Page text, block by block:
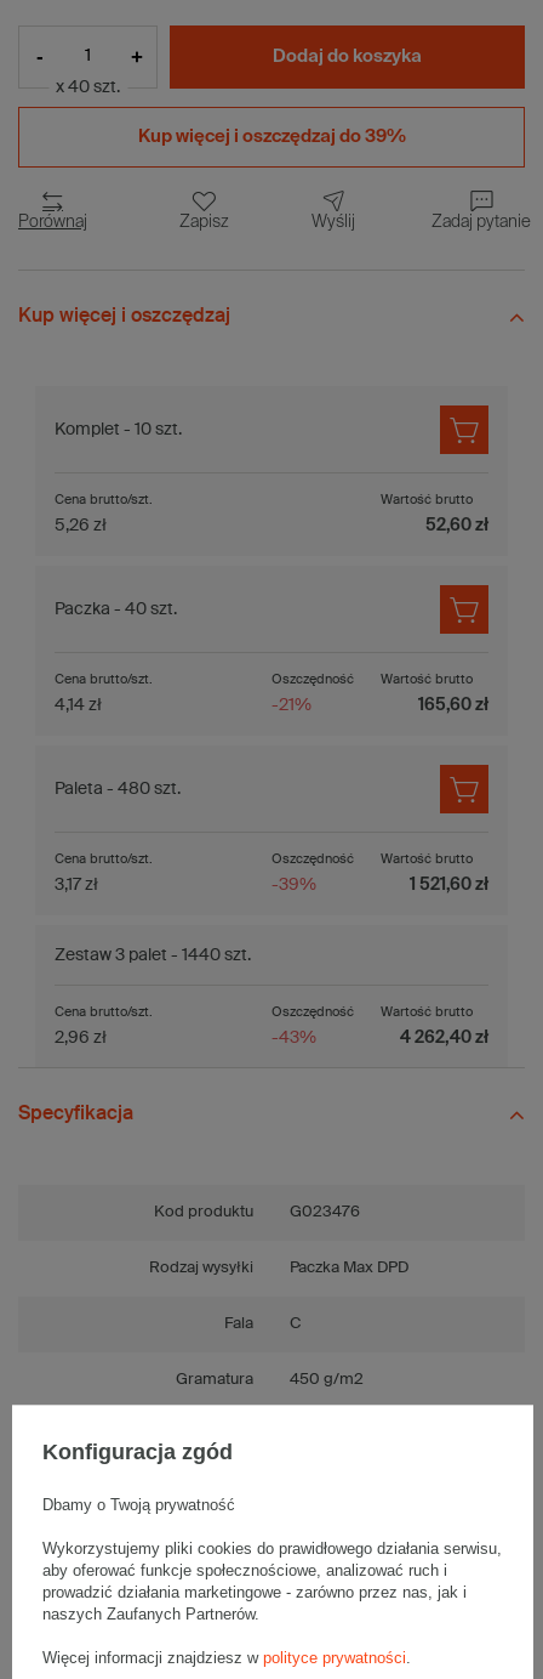
- +
x 40 szt.
Dodaj do koszyka
Kup więcej i oszczędzaj do 39%
Porównaj Zapisz Wyślij Zadaj pytanie
Kup więcej i oszczędzaj
Komplet - 10 szt.
Cena brutto/szt.
5,26 zł
Wartość brutto
52,60 zł
Paczka - 40 szt.
Oszczędność
-21%
Cena brutto/szt.
4,14 zł
Wartość brutto
165,60 zł
Paleta - 480 szt.
Oszczędność
-39%
Cena brutto/szt.
3,17 zł
Wartość brutto
1 521,60 zł
Zestaw 3 palet - 1440 szt.
Oszczędność
-43%
Cena brutto/szt.
2,96 zł
Wartość brutto
4 262,40 zł
Specyfikacja
Kod produktu G023476
Rodzaj wysyłki Paczka Max DPD
Fala C
Gramatura 450 g/m2
Tektura 3-warstwowa
Numer FEFCO F0201
Składanie Ręczne
Konfiguracja zgód
Dbamy o Twoją prywatność
Wykorzystujemy pliki cookies do prawidłowego działania serwisu,
aby oferować funkcje społecznościowe, analizować ruch i
prowadzić działania marketingowe - zarówno przez nas, jak i
naszych Zaufanych Partnerów.
Więcej informacji znajdziesz w polityce prywatności.